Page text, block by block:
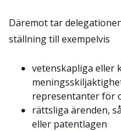
Däremot tar
ställning till exempelvis
vetenskapliga eller
representanter för
rättsliga ärenden,
eller patentlagen